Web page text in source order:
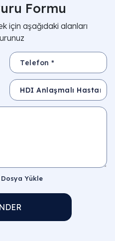
Formu
için aşağıdaki alanları
Telefon *
Konu
Yükle